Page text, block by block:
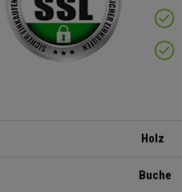
Holz
Buche